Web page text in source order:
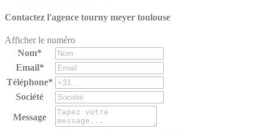
Contactez l'agence tourny meyer toulouse
Afficher le numéro
Nom*
Email*
Téléphone*
Société
Message